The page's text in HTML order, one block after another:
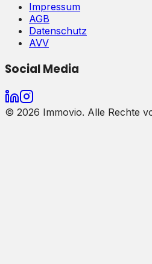
Impressum
AGB
Datenschutz
AVV
Social Media
© 2026 Immovio. Alle Rechte